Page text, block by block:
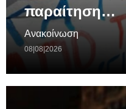
παραίτηση…
Ανακοίνωση
08|08|2026